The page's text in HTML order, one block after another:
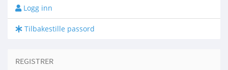
Logg inn
Tilbakestille passord
REGISTRER